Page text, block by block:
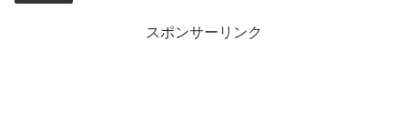
スポンサーリンク